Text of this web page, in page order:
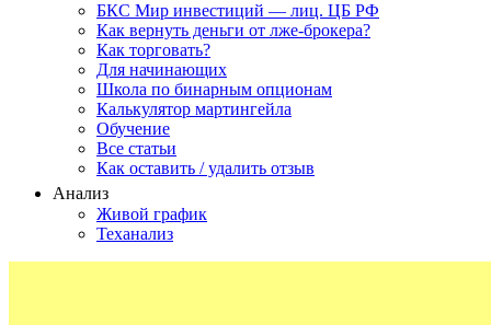
БКС Мир инвестиций — лиц. ЦБ РФ
Как вернуть деньги от лже-брокера?
Как торговать?
Для начинающих
Школа по бинарным опционам
Калькулятор мартингейла
Обучение
Все статьи
Как оставить / удалить отзыв
Анализ
Живой график
Теханализ